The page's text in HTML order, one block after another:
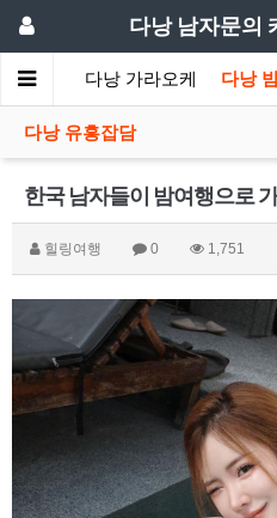
다낭 남자문의
코걸 다낭 가라오케 다낭
다낭 유흥잡담
한국 남자들이 밤여행으로
힐링여행 0 1,751